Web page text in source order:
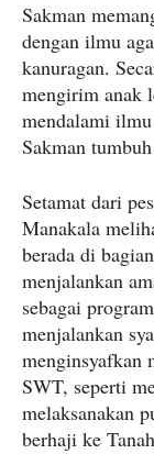
Sakman
dengan ilmu
kanuragan.
mengirim anak
mendalami
Sakman
Setamat dari
Manakala
berada di
menjalankan
sebagai
menjalankan
menginsyafkan
SWT, seperti
melaksanakan
berhaji ke